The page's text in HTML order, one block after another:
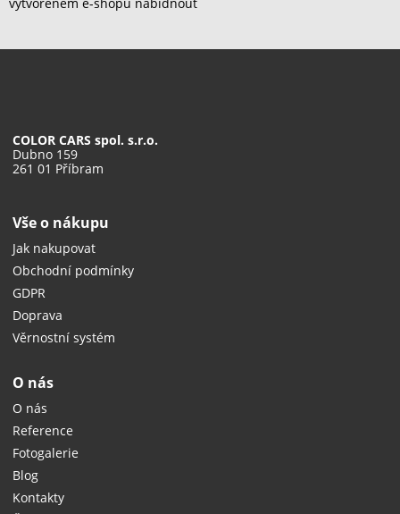
COLOR CARS spol. s.r.o.
Dubno 159
261 01 Příbram
Vše o nákupu
Jak nakupovat
Obchodní podmínky
GDPR
Doprava
Věrnostní systém
O nás
O nás
Reference
Fotogalerie
Blog
Kontakty